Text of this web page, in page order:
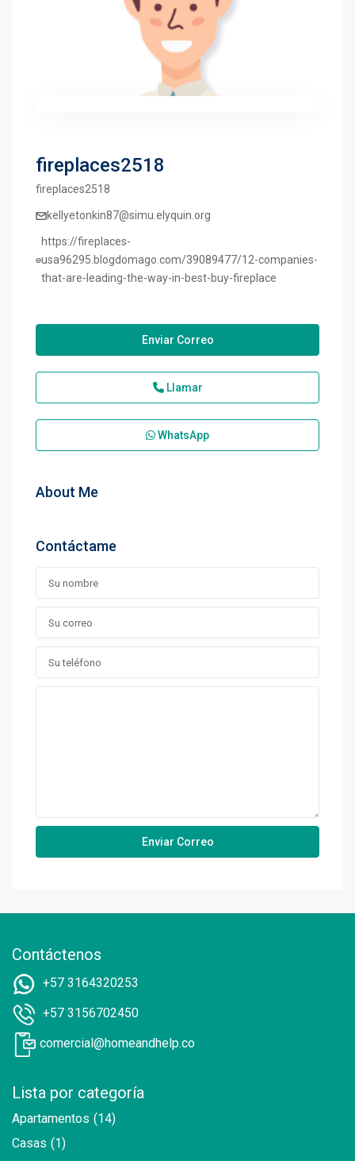
fireplaces2518
fireplaces2518
kellyetonkin87@simu.elyquin.org
https://fireplaces-
usa96295.blogdomago.com/39089477/12-companies-
that-are-leading-the-way-in-best-buy-fireplace
Enviar Correo
Llamar
WhatsApp
About Me
Contáctame
Contáctenos
+57 3164320253
+57 3156702450
comercial@homeandhelp.co
Lista por categoría
Apartamentos (14)
Casas (1)